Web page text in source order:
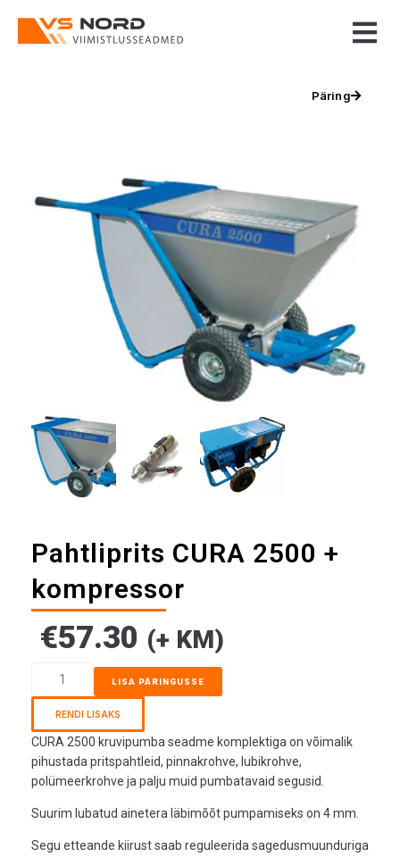
Päring
Pahtliprits CURA 2500 +
kompressor
€57.30 (+ KM)
LISA PÄRINGUSSE
RENDI LISAKS
CURA 2500 kruvipumba seadme komplektiga on võimalik
pihustada pritspahtleid, pinnakrohve, lubikrohve,
polümeerkrohve ja palju muid pumbatavaid segusid.
Suurim lubatud ainetera läbimõõt pumpamiseks on 4 mm.
Segu etteande kiirust saab reguleerida sagedusmuunduriga